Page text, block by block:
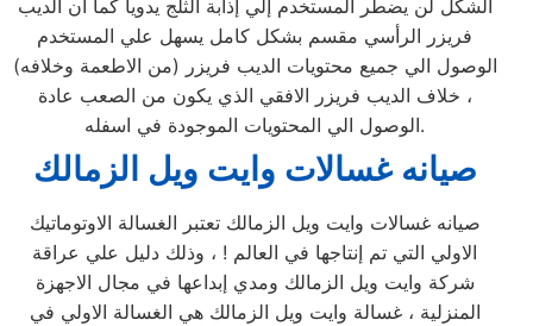
الشكل لن يضطر المستخدم إلي إذابة الثلج يدوياً كما ان الديب
فريزر الرأسي مقسم بشكل كامل يسهل علي المستخدم
الوصول الي جميع محتويات الديب فريزر (من الاطعمة وخلافه)
، خلاف الديب فريزر الافقي الذي يكون من الصعب عادة
الوصول الي المحتويات الموجودة في اسفله.
صيانه غسالات وايت ويل الزمالك
صيانه غسالات وايت ويل الزمالك تعتبر الغسالة الاوتوماتيك
الاولي التي تم إنتاجها في العالم ! ، وذلك دليل علي عراقة
شركة وايت ويل الزمالك ومدي إبداعها في مجال الاجهزة
المنزلية ، غسالة وايت ويل الزمالك هي الغسالة الاولي في